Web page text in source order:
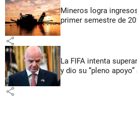
Mineros logra
primer semestre de
share
La FIFA intenta
y dio su “pleno
share